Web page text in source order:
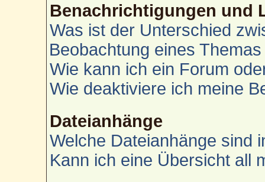
Benachrichtigungen und
Was ist der Unterschied
Beobachtung eines
Wie kann ich ein Forum
Wie deaktiviere ich meine
Dateianhänge
Welche Dateianhänge sind
Kann ich eine Übersicht all